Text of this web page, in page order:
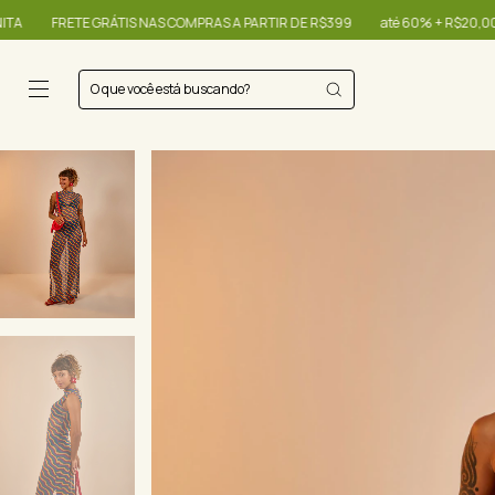
DE R$399 até 60% + R$20,00 OFF - use o cupom OIBONITA